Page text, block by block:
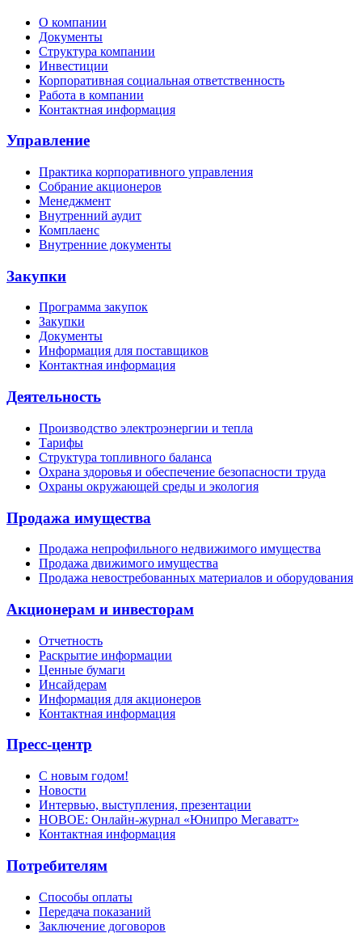
О компании
Документы
Структура компании
Инвестиции
Корпоративная социальная ответственность
Работа в компании
Контактная информация
Управление
Практика корпоративного управления
Собрание акционеров
Менеджмент
Внутренний аудит
Комплаенс
Внутренние документы
Закупки
Программа закупок
Закупки
Документы
Информация для поставщиков
Контактная информация
Деятельность
Производство электроэнергии и тепла
Тарифы
Структура топливного баланса
Охрана здоровья и обеспечение безопасности труда
Охраны окружающей среды и экология
Продажа имущества
Продажа непрофильного недвижимого имущества
Продажа движимого имущества
Продажа невостребованных материалов и оборудования
Акционерам и инвесторам
Отчетность
Раскрытие информации
Ценные бумаги
Инсайдерам
Информация для акционеров
Контактная информация
Пресс-центр
С новым годом!
Новости
Интервью, выступления, презентации
НОВОЕ: Онлайн-журнал «Юнипро Мегаватт»
Контактная информация
Потребителям
Способы оплаты
Передача показаний
Заключение договоров